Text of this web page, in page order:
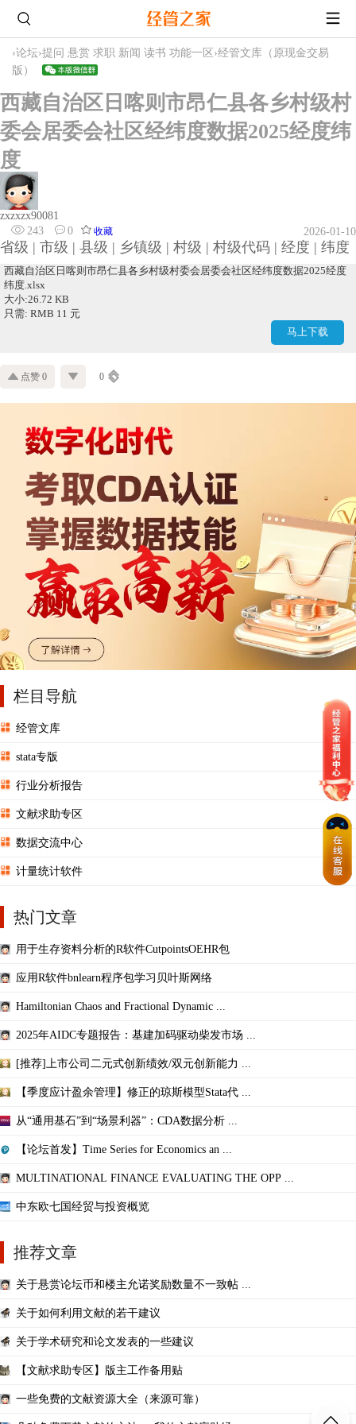
›论坛›提问 悬赏 求职 新闻 读书 功能一区 ›经管文库（原现金交易
版）
西藏自治区日喀则市昂仁县各乡村级村
委会居委会社区经纬度数据2025经度纬
度
zxzxzx90081
243
0 收藏 2026-01-10
省级 | 市级 | 县级 | 乡镇级 | 村级 | 村级代码 | 经度 | 纬度
西藏自治区日喀则市昂仁县各乡村级村委会居委会社区经纬度数据2025经度
纬度.xlsx
大小:26.72 KB
只需: RMB 11 元
马上下载
点赞 0 0
栏目导航
经管文库
stata专版
行业分析报告
文献求助专区
数据交流中心
计量统计软件
热门文章
用于生存资料分析的R软件CutpointsOEHR包
应用R软件bnlearn程序包学习贝叶斯网络
Hamiltonian Chaos and Fractional Dynamic ...
2025年AIDC专题报告：基建加码驱动柴发市场 ...
[推荐]上市公司二元式创新绩效/双元创新能力 ...
【季度应计盈余管理】修正的琼斯模型Stata代 ...
从“通用基石”到“场景利器”：CDA数据分析 ...
【论坛首发】Time Series for Economics an ...
MULTINATIONAL FINANCE EVALUATING THE OPP ...
中东欧七国经贸与投资概览
推荐文章
关于悬赏论坛币和楼主允诺奖励数量不一致帖 ...
关于如何利用文献的若干建议
关于学术研究和论文发表的一些建议
【文献求助专区】版主工作备用贴
一些免费的文献资源大全（来源可靠）